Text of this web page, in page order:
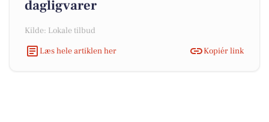
dagligvarer
Kilde: Lokale tilbud
Læs hele artiklen her
Kopiér link